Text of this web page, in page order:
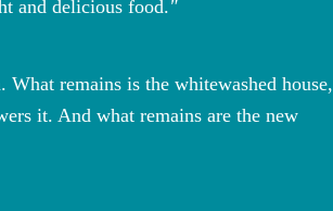
and delicious food.
remains is the whitewashed house,
it. And what remains are the new